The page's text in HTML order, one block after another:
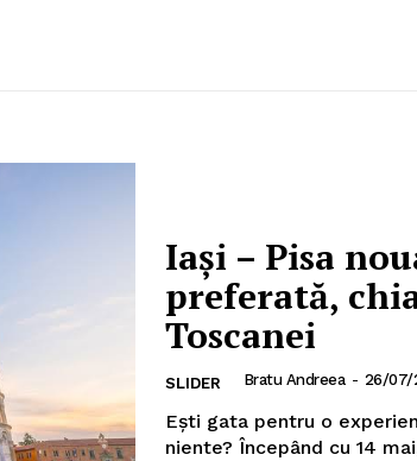
Iași – Pisa
preferată,
Toscanei
SLIDER Bratu Andreea - 26/07/
Ești gata pentru o
niente? Începând cu 14 mai, Aeroportul Iași îți deschide